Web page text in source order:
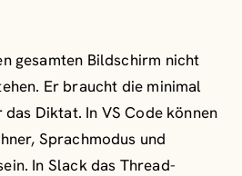
gesamten Bildschirm nicht
Er braucht die minimal
Diktat. In VS Code können
Sprachmodus und
In Slack das Thread-